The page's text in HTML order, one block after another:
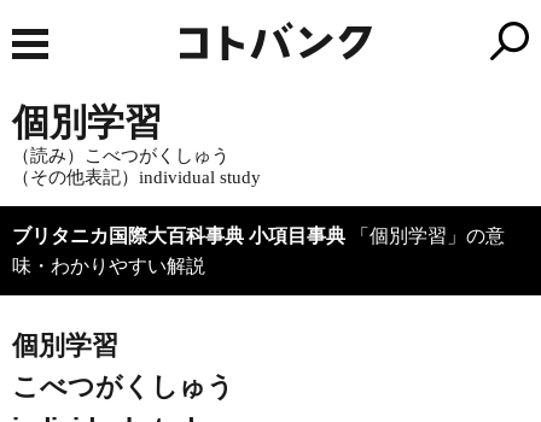
個別学習
（読み）こべつがくしゅう
（その他表記）individual study
ブリタニカ国際大百科事典 小項目事典 「個別学習」の意
味・わかりやすい解説
個別学習
こべつがくしゅう